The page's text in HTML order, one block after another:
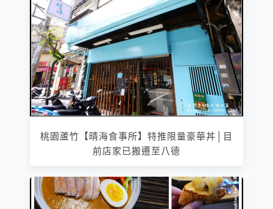
桃園蘆竹【晴海食事所】特推限量豪華丼│目
前店家已搬遷至八德